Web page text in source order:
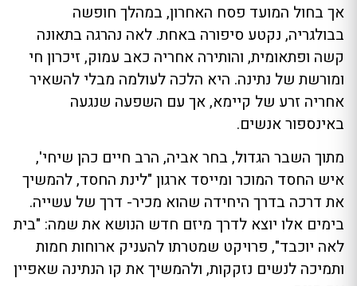
אך בחול המועד פסח האחרון, במהלך חופשה
בבולגריה, נקטע סיפורה באחת. לאה נהרגה בתאונה
קשה ופתאומית, והותירה אחריה כאב עמוק, זיכרון חי
ומורשת של נתינה. היא הלכה לעולמה מבלי להשאיר
אחריה זרע של קיימא, אך עם השפעה שנגעה
באינספור אנשים.
מתוך השבר הגדול, בחר אביה, הרב חיים כהן שיחי',
איש החסד המוכר ומייסד ארגון "לינת החסד, להמשיך
את דרכה בדרך היחידה שהוא מכיר- דרך של עשייה.
בימים אלו יוצא לדרך מיזם חדש הנושא את שמה: "בית
לאה יוכבד", פרויקט שמטרתו להעניק ארוחות חמות
ותמיכה לנשים נזקקות, ולהמשיך את קו הנתינה שאפיין